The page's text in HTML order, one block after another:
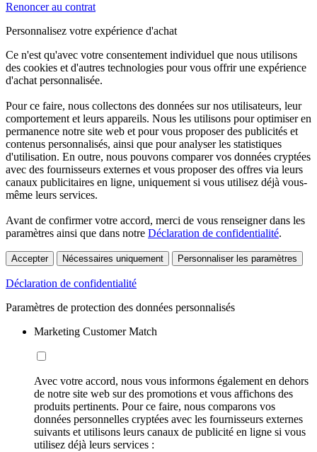
Renoncer au contrat
Personnalisez votre expérience d'achat
Ce n'est qu'avec votre consentement individuel que nous utilisons
des cookies et d'autres technologies pour vous offrir une expérience
d'achat personnalisée.
Pour ce faire, nous collectons des données sur nos utilisateurs, leur
comportement et leurs appareils. Nous les utilisons pour optimiser en
permanence notre site web et pour vous proposer des publicités et
contenus personnalisés, ainsi que pour analyser les statistiques
d'utilisation. En outre, nous pouvons comparer vos données cryptées
avec des fournisseurs externes et vous proposer des offres via leurs
canaux publicitaires en ligne, uniquement si vous utilisez déjà vous-
même leurs services.
Avant de confirmer votre accord, merci de vous renseigner dans les
paramètres ainsi que dans notre Déclaration de confidentialité.
Accepter Nécessaires uniquement Personnaliser les paramètres
Déclaration de confidentialité
Paramètres de protection des données personnalisés
Marketing Customer Match
Avec votre accord, nous vous informons également en dehors
de notre site web sur des promotions et vous affichons des
produits pertinents. Pour ce faire, nous comparons vos
données personnelles cryptées avec les fournisseurs externes
suivants et utilisons leurs canaux de publicité en ligne si vous
utilisez déjà leurs services :